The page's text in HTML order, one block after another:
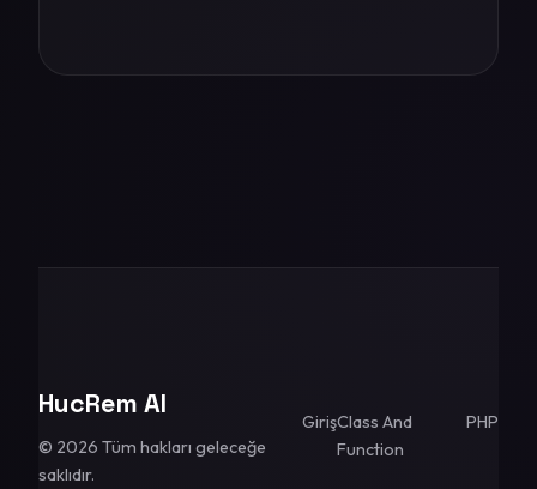
HucRem AI
© 2026 Tüm hakları geleceğe
saklıdır.
GirişClass And
Function
PHP